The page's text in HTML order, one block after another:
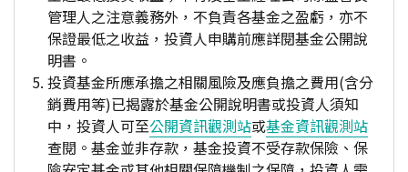
管理人之注意義務外，不負責各基金之盈虧，亦不
保證最低之收益，投資人申購前應詳閱基金公開說
明書。
投資基金所應承擔之相關風險及應負擔之費用(含分
銷費用等)已揭露於基金公開說明書或投資人須知
中，投資人可至公開資訊觀測站或基金資訊觀測站
查閱。基金並非存款，基金投資不受存款保險、保